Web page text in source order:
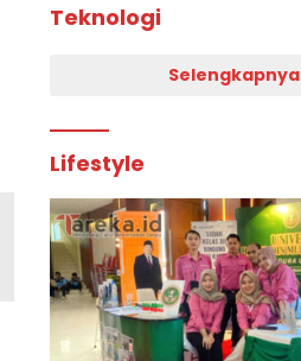
Teknologi
Selengkapnya
Lifestyle